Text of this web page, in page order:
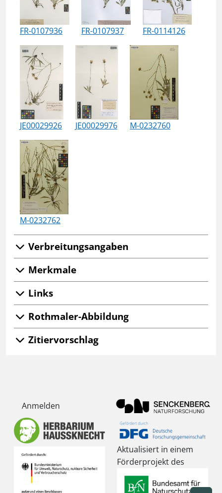
FR-0107936 FR-0107937 FR-0114126
JE00029926 JE00029976 M-0232760
M-0232762
Verbreitungsangaben
Merkmale
Links
Rothmaler-Abbildung
Zitiervorschlag
Anmelden
Aktualisiert in einem
Förderprojekt des